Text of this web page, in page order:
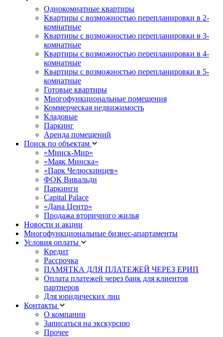
Однокомнатные квартиры
Квартиры с возможностью перепланировки в 2-
комнатные
Квартиры с возможностью перепланировки в 3-
комнатные
Квартиры с возможностью перепланировки в 4-
комнатные
Квартиры с возможностью перепланировки в 5-
комнатные
Готовые квартиры
Многофункциональные помещения
Коммерческая недвижимость
Кладовые
Паркинг
Аренда помещений
Поиск по объектам
«Минск-Мир»
«Маяк Минска»
«Парк Челюскинцев»
ФОК Вивальди
Паркинги
Capital Palace
«Дана Центр»
Продажа вторичного жилья
Новости и акции
Многофункциональные бизнес-апартаменты
Условия оплаты
Кредит
Рассрочка
ПАМЯТКА ДЛЯ ПЛАТЕЖЕЙ ЧЕРЕЗ ЕРИП
Оплата платежей через банк для клиентов
партнеров
Для юридических лиц
Контакты
О компании
Записаться на экскурсию
Прочее